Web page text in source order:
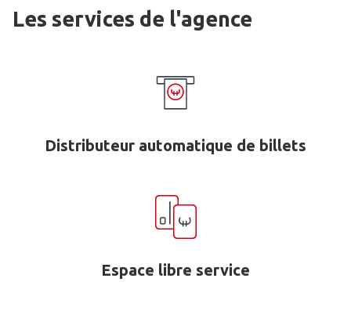
Les services de l'agence
Distributeur automatique de billets
Espace libre service